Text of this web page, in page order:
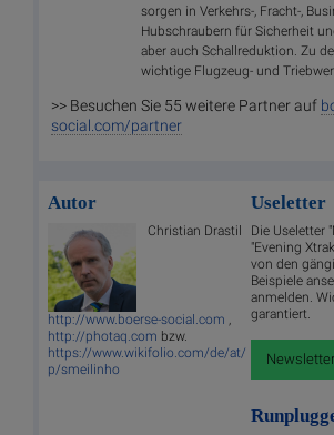
sorgen in Verkehrs-, Fracht-,
Hubschraubern für Sicherheit
aber auch Schallreduktion. Zu
wichtige Flugzeug- und
>> Besuchen Sie 55 weitere Partner auf
social.com/partner
Autor
Christian Drastil
http://www.boerse-social.com
http://photaq.com bzw.
https://www.wikifolio.com/de/at/
p/smeilinho
Useletter
Die Useletter
"Evening
von den
Beispiele
anmelden.
garantiert.